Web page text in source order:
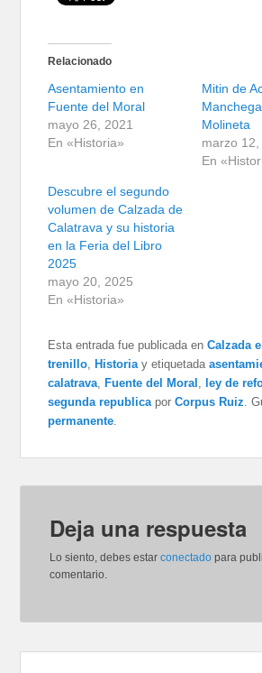
Relacionado
Asentamiento en
Fuente del Moral
mayo 26, 2021
En «Historia»
Mitin de
Molineta
marzo 12,
En
Descubre el segundo
volumen de Calzada de
Calatrava y su historia
en la Feria del Libro
2025
mayo 20, 2025
En «Historia»
Esta entrada fue publicada enCalzada
trenillo, Historiay etiquetada
calatrava, Fuente del Moral , ley de
segunda republicaporCorpus Ruiz.
permanente.
Deja una respuesta
Lo siento, debes estarconectado para
comentario.